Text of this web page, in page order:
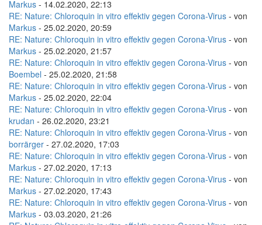
Markus - 14.02.2020, 22:13
RE: Nature: Chloroquin in vitro effektiv gegen Corona-Virus - von
Markus - 25.02.2020, 20:59
RE: Nature: Chloroquin in vitro effektiv gegen Corona-Virus - von
Markus - 25.02.2020, 21:57
RE: Nature: Chloroquin in vitro effektiv gegen Corona-Virus - von
Boembel - 25.02.2020, 21:58
RE: Nature: Chloroquin in vitro effektiv gegen Corona-Virus - von
Markus - 25.02.2020, 22:04
RE: Nature: Chloroquin in vitro effektiv gegen Corona-Virus - von
krudan - 26.02.2020, 23:21
RE: Nature: Chloroquin in vitro effektiv gegen Corona-Virus - von
borrärger - 27.02.2020, 17:03
RE: Nature: Chloroquin in vitro effektiv gegen Corona-Virus - von
Markus - 27.02.2020, 17:13
RE: Nature: Chloroquin in vitro effektiv gegen Corona-Virus - von
Markus - 27.02.2020, 17:43
RE: Nature: Chloroquin in vitro effektiv gegen Corona-Virus - von
Markus - 03.03.2020, 21:26